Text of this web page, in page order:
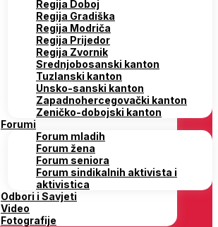
Regija Doboj
Regija Gradiška
Regija Modriča
Regija Prijedor
Regija Zvornik
Srednjobosanski kanton
Tuzlanski kanton
Unsko-sanski kanton
Zapadnohercegovački kanton
Zeničko-dobojski kanton
Forumi
Forum mladih
Forum žena
Forum seniora
Forum sindikalnih aktivista i
aktivistica
Odbori i Savjeti
Video
Fotografije